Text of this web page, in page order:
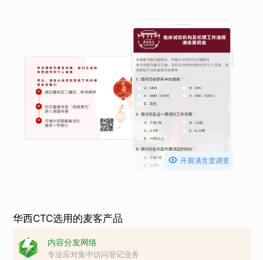
 开展满意度调查
华西CTC选用的麦客产品
内容分发网络
专业应对集中访问登记业务